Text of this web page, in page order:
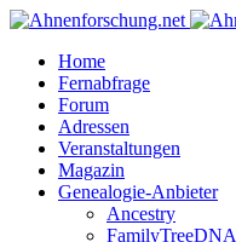
Home
Fernabfrage
Forum
Adressen
Veranstaltungen
Magazin
Genealogie-Anbieter
Ancestry
FamilyTreeDNA